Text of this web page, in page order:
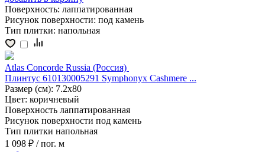
Поверхность: лаппатированная
Рисунок поверхности: под камень
Тип плитки: напольная
Atlas Concorde Russia (Россия)
Плинтус 610130005291 Symphonyx Cashmere ...
Размер (см): 7.2x80
Цвет: коричневый
Поверхность лаппатированная
Рисунок поверхности под камень
Тип плитки напольная
1 098 ₽ / пог. м